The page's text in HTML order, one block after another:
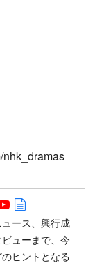
nhk_dramas
on SNS
on SNS
Follow on
ース、興行成
ューまで、今
ヒントとなる